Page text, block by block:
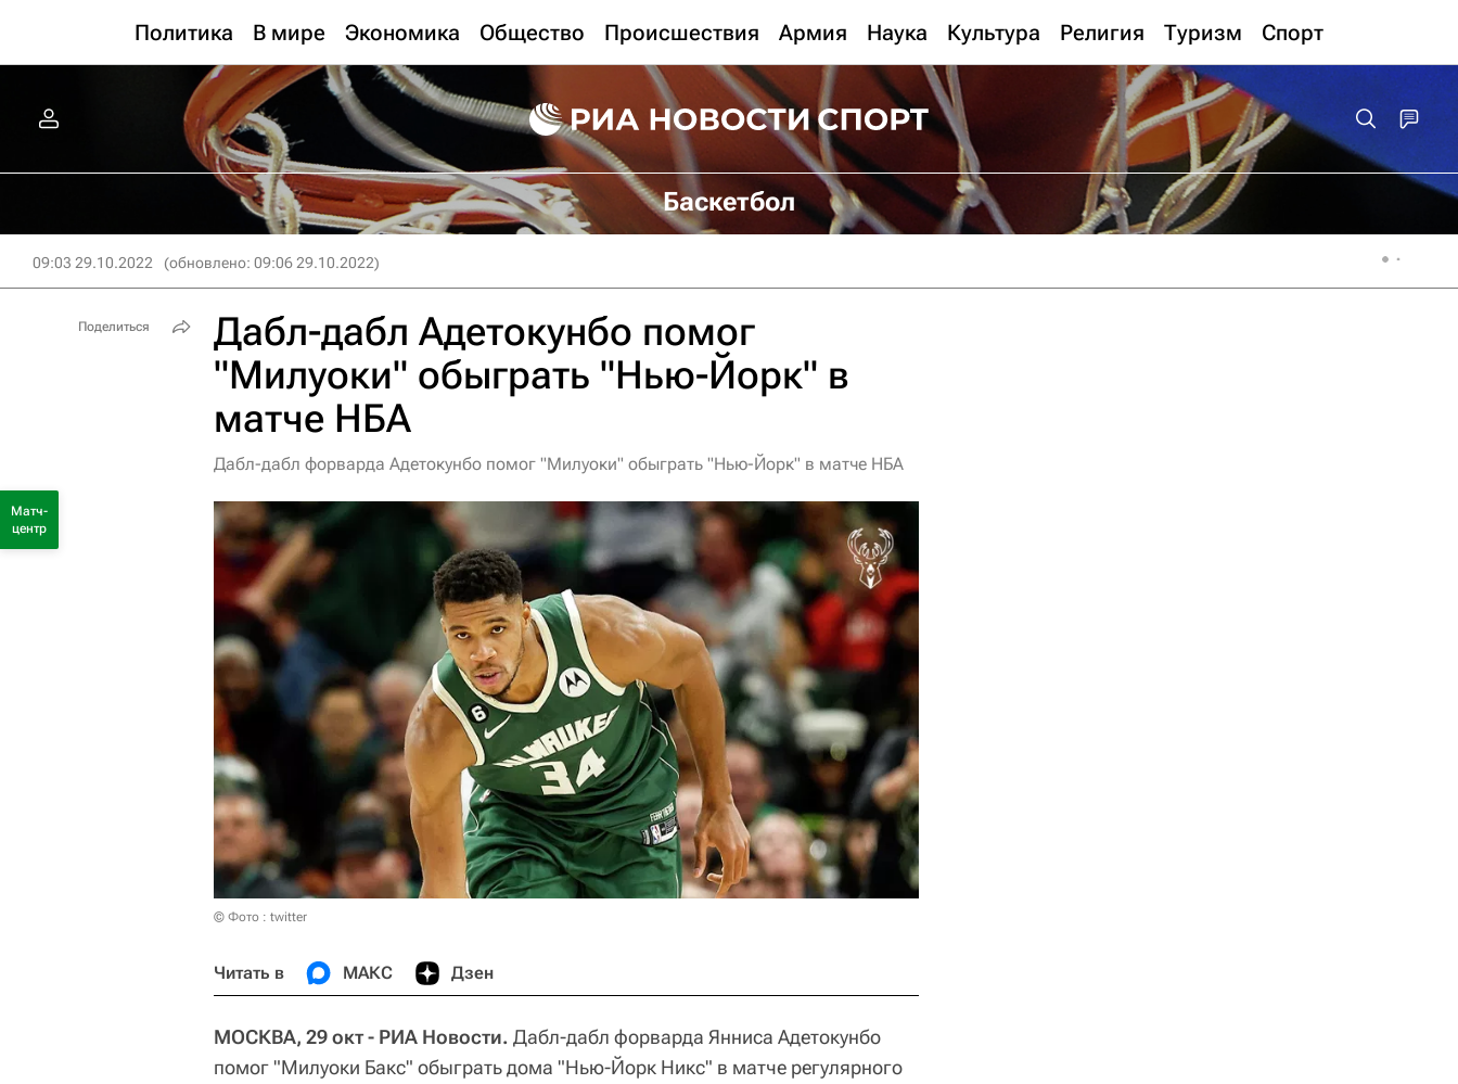
Политика В мире Экономика Общество Происшествия Армия Наука Культура Религия Туризм Спорт
Баскетбол
09:03 29.10.2022 (обновлено: 09:06 29.10.2022)
Дабл-дабл Адетокунбо помог
"Милуоки" обыграть "Нью-Йорк" в
матче НБА
Дабл-дабл форварда Адетокунбо помог "Милуоки" обыграть "Нью-Йорк" в матче НБА
© Фото : twitter
Читать в МАКС Дзен
МОСКВА, 29 окт - РИА Новости. Дабл-дабл форварда Янниса Адетокунбо
помог "Милуоки Бакс" обыграть дома "Нью-Йорк Никс" в матче регулярного
Поделиться
Матч-
центр